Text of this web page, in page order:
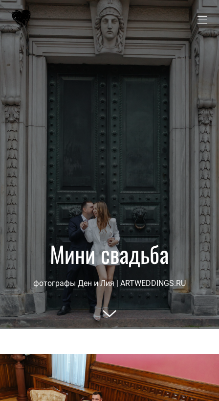
Мини свадьба
фотографы Ден и Лия | ARTWEDDINGS.RU